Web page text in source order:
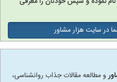
در سایت هزار مشاور
و مطالعه مقالات جذاب روانشناسی،